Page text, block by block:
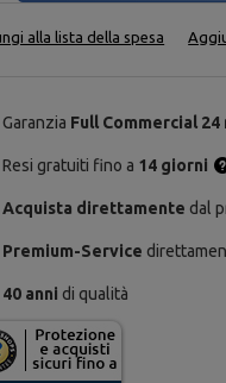
alla lista della spesa
Garanzia Full Commercial 24
Resi gratuiti fino a 14 giorni
Acquista direttamente dal
Premium-Service
40 anni di qualità